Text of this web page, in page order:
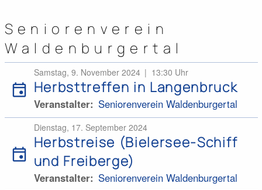
Seniorenverein
Waldenburgertal
event
Samstag, 9. November 2024 13:30 Uhr
Herbsttreffen in Langenbruck
Veranstalter Seniorenverein Waldenburgertal
event
Dienstag, 17. September 2024
Herbstreise (Bielersee-Schiff
und Freiberge)
Veranstalter Seniorenverein Waldenburgertal